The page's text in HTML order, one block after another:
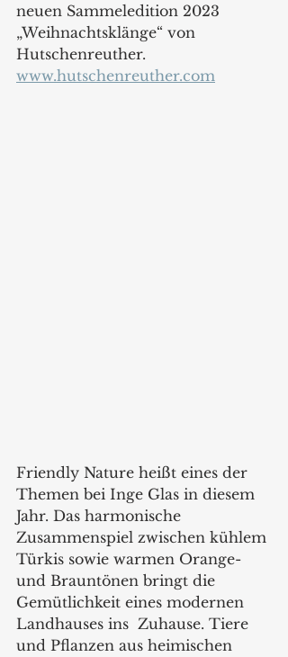
neuen Sammeledition 2023
„Weihnachtsklänge“ von
Hutschenreuther.
www.hutschenreuther.com
Friendly Nature heißt eines der
Themen bei Inge Glas in diesem
Jahr. Das harmonische
Zusammenspiel zwischen kühlem
Türkis sowie warmen Orange-
und Brauntönen bringt die
Gemütlichkeit eines modernen
Landhauses ins  Zuhause. Tiere
und Pflanzen aus heimischen